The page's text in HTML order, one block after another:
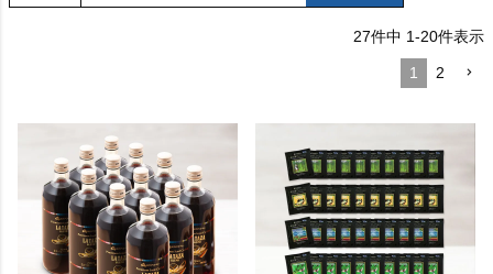
27件中 1-20件表示
1 2